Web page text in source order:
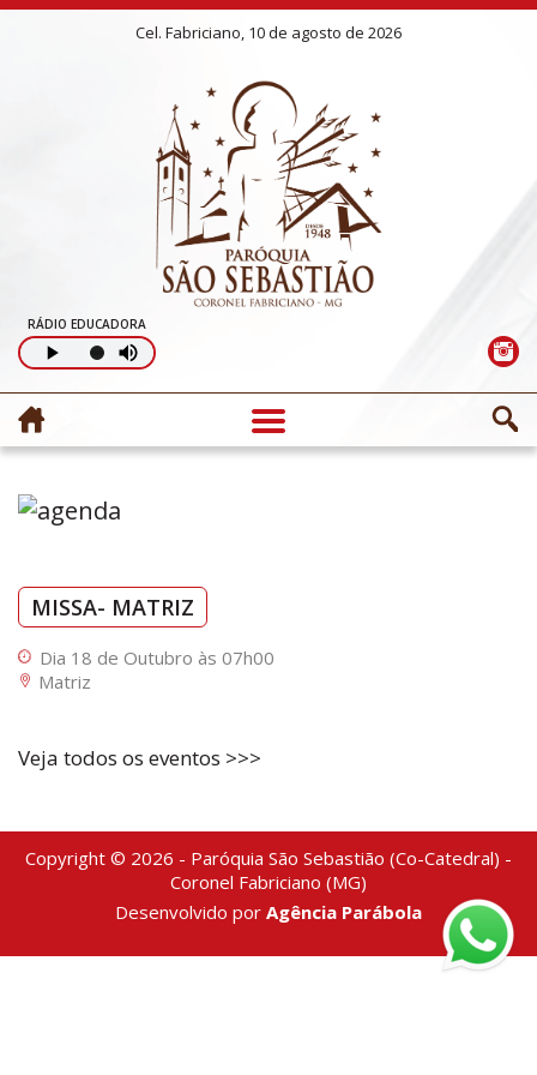
Cel. Fabriciano, 10 de agosto de 2026
RÁDIO EDUCADORA
MISSA- MATRIZ
Dia 18 de Outubro às 07h00
Matriz
Veja todos os eventos >>>
Copyright © 2026 - Paróquia São Sebastião (Co-Catedral) -
Coronel Fabriciano (MG)
Desenvolvido por Agência Parábola